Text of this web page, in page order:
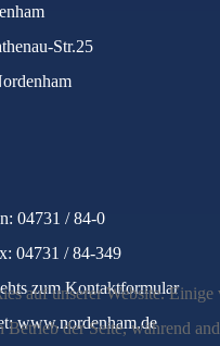
Str.25
04731 / 84-0
04731 / 84-349
zum Kontaktformular
www.nordenham.de
auf unserer Website. Einige
Betrieb der Seite, während